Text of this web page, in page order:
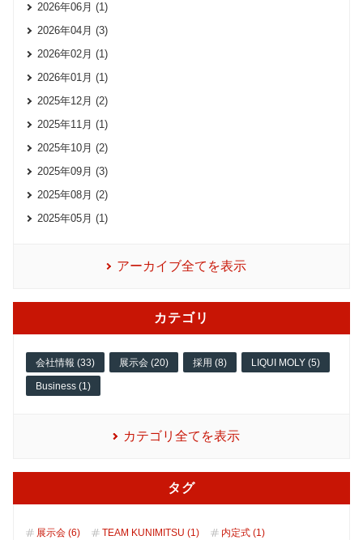
2026年06月 (1)
2026年04月 (3)
2026年02月 (1)
2026年01月 (1)
2025年12月 (2)
2025年11月 (1)
2025年10月 (2)
2025年09月 (3)
2025年08月 (2)
2025年05月 (1)
アーカイブ全てを表示
カテゴリ
会社情報 (33) 展示会 (20) 採用 (8) LIQUI MOLY (5)
Business (1)
カテゴリ全てを表示
タグ
展示会 (6) TEAM KUNIMITSU (1) 内定式 (1)